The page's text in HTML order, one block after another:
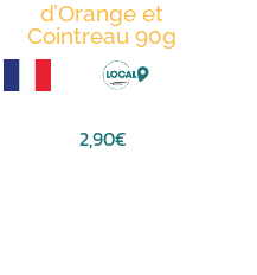
d’Orange et
Cointreau 90g
2,90€